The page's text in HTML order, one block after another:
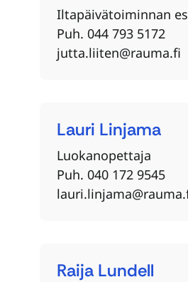
Iltapäivätoiminnan
Puh. 044 793 5172
jutta.liiten@rauma.fi
Linjama
Lauri
Luokanopettaja
Puh. 040 172 9545
Lundell
Raija